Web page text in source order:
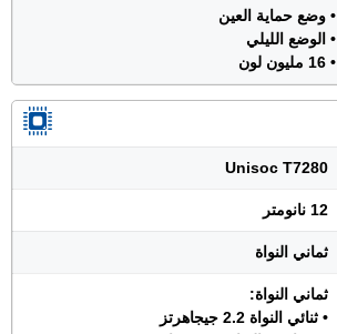
• وضع حماية العين
• الوضع الليلي
• 16 مليون لون
Unisoc T7280
12 نانومتر
ثماني النواة
ثماني النواة:
• ثنائي النواة 2.2 جيجاهرتز